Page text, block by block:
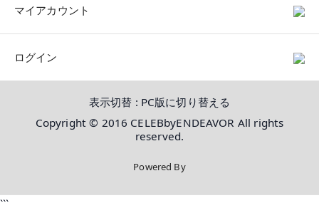
マイアカウント
ログイン
表示切替 : PC版に切り替える
Copyright © 2016 CELEBbyENDEAVOR All rights
reserved.
Powered By